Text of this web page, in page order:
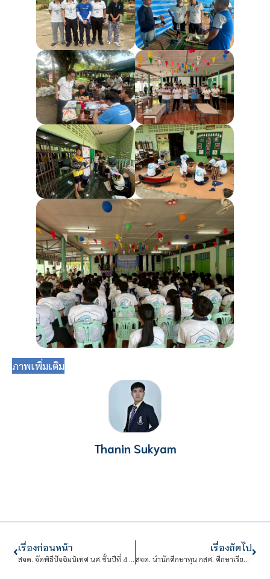
ภาพเพิ่มเติม
Thanin Sukyam
เรื่องก่อนหน้า
สจด. จัดพิธีปัจฉิมนิเทศ นศ.ชั้นปีที่ 4 ดึงศิษย์เก่าร่วมแนะแนวเตรียมความพร้อมสู่โลกการทำงาน
เรื่องถัดไป
สจด. นำนักศึกษาทุน กสศ. ศึกษาเรียนรู้ศิลปวัฒนธรรมไทย ณ จังหวัดพระนครศรีอยุธยา